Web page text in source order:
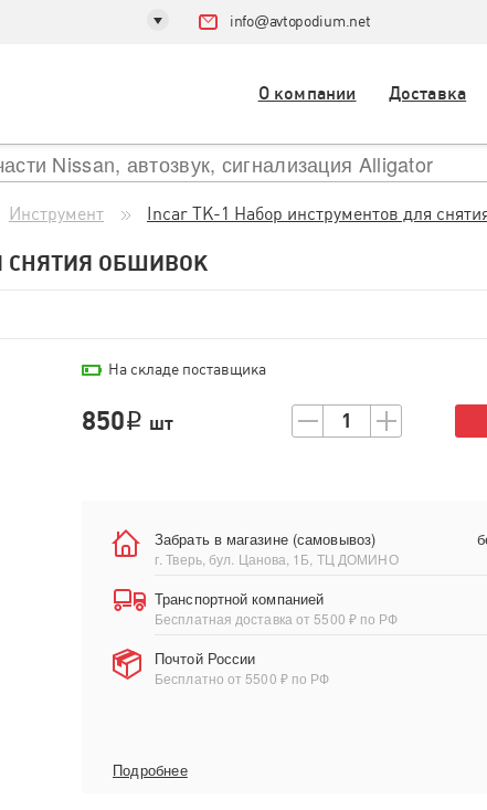
info@avtopodium.net
О компании Доставка
Инструмент Incar TK-1 Набор инструментов для
СНЯТИЯ ОБШИВОК
На складе поставщика
850i шт 1
Забрать в магазине (самовывоз)
г. Тверь, бул. Цанова, 1Б, ТЦ ДОМИНО
Транспортной компанией
Бесплатная доставка от 5500 ₽ по РФ
Почтой России
Бесплатно от 5500 ₽ по РФ
Подробнее